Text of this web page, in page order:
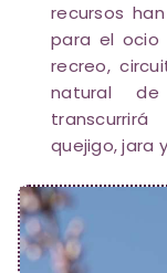
recursos
para el ocio
recreo,
natural
quejigo, jara